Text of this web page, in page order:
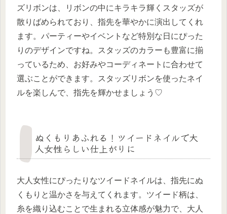
ズリボンは、リボンの中にキラキラ輝くスタッズが
散りばめられており、指先を華やかに演出してくれ
ます。パーティーやイベントなど特別な日にぴった
りのデザインですね。スタッズのカラーも豊富に揃
っているため、お好みやコーディネートに合わせて
選ぶことができます。スタッズリボンを使ったネイ
ルを楽しんで、指先を輝かせましょう♡
ぬくもりあふれる！ツイードネイルで大
人女性らしい仕上がりに
大人女性にぴったりなツイードネイルは、指先にぬ
くもりと温かさを与えてくれます。ツイード柄は、
糸を織り込むことで生まれる立体感が魅力で、大人